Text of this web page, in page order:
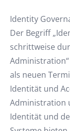
Identity
Der Begriff
schrittweise
als neuen
Identität und
Administration
Identität und